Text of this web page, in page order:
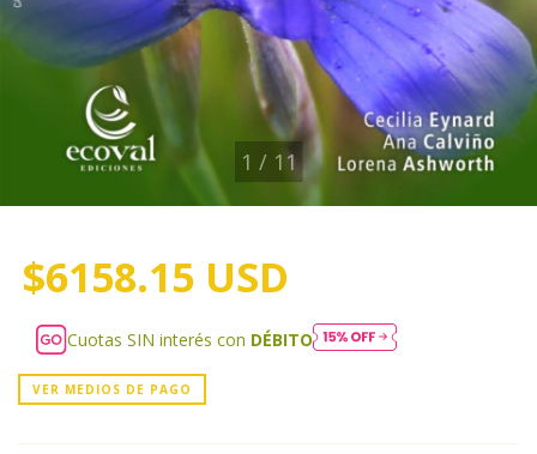
1 / 11
$6158.15 USD
Cuotas SIN interés con DÉBITO
VER MEDIOS DE PAGO